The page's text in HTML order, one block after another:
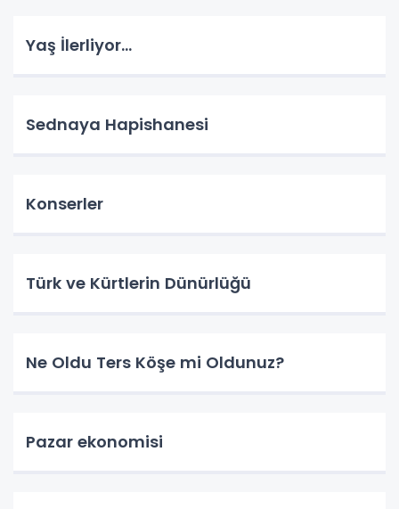
Yaş İlerliyor…
Sednaya Hapishanesi
Konserler
Türk ve Kürtlerin Dünürlüğü
Ne Oldu Ters Köşe mi Oldunuz?
Pazar ekonomisi